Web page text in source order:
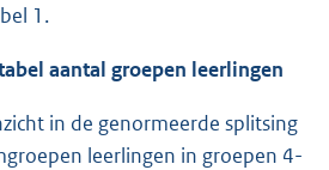
1.
aantal groepen leerlingen
in de genormeerde splitsing
leerlingen in groepen 4-